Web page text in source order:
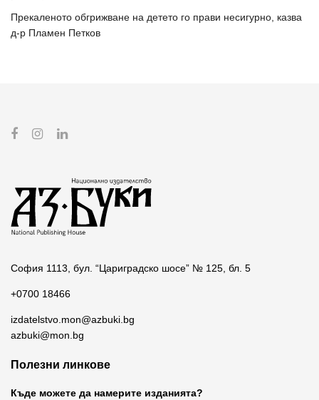
Прекаленото обгрижване на детето го прави несигурно, казва
д-р Пламен Петков
София 1113, бул. “Цариградско шосе” № 125, бл. 5
+0700 18466
izdatelstvo.mon@azbuki.bg
azbuki@mon.bg
Полезни линкове
Къде можете да намерите изданията?